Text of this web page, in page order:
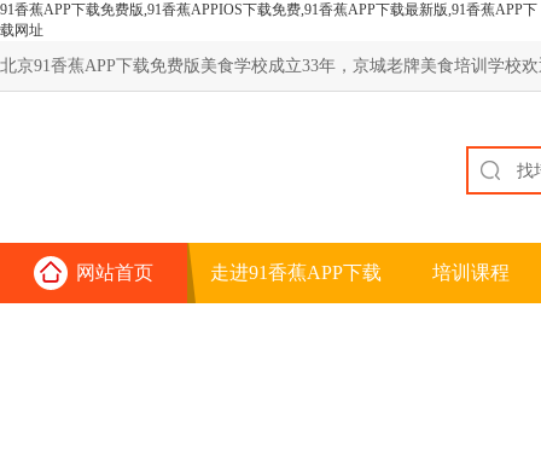
91香蕉APP下载免费版,91香蕉APPIOS下载免费,91香蕉APP下载最新版,91香蕉APP下
载网址
北京91香蕉APP下载免费版美食学校成立33年，京城老牌美食培训学校欢迎
网站首页 走进91香蕉APP下载 培训课程